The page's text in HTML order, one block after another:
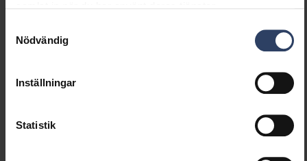
Nödvändig
Inställningar
Statistik
Dimning LineSwitch
nätspänningsmodulering
cut-off)